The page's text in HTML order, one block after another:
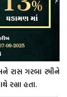
રાસ ગરબા રમીને
રહ્યા હતા.